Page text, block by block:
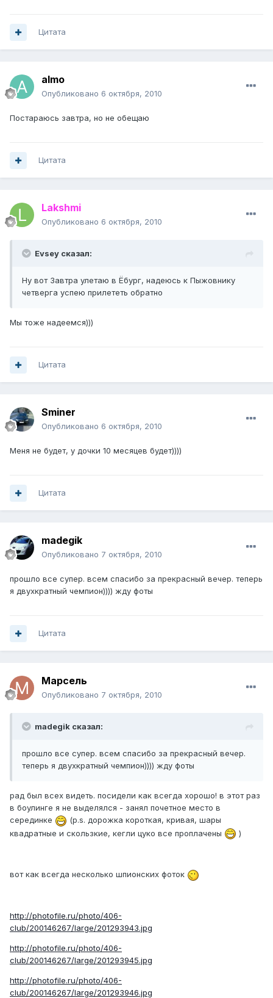
Цитата
almo
Опубликовано 6 октября, 2010
Постараюсь завтра, но не обещаю
Цитата
Lakshmi
Опубликовано 6 октября, 2010
Evsey сказал:
Ну вот Завтра улетаю в Ёбург, надеюсь к Пыжовнику
четверга успею прилететь обратно
Мы тоже надеемся)))
Цитата
Sminer
Опубликовано 6 октября, 2010
Меня не будет, у дочки 10 месяцев будет))))
Цитата
madegik
Опубликовано 7 октября, 2010
прошло все супер. всем спасибо за прекрасный вечер. теперь
я двухкратный чемпион)))) жду фоты
Цитата
Марсель
Опубликовано 7 октября, 2010
madegik сказал:
прошло все супер. всем спасибо за прекрасный вечер.
теперь я двухкратный чемпион)))) жду фоты
рад был всех видеть. посидели как всегда хорошо! в этот раз
в боулинге я не выделялся - занял почетное место в
серединке
(p.s. дорожка короткая, кривая, шары
квадратные и скользкие, кегли цуко все проплачены
)
вот как всегда несколько шпионских фоток
http://photofile.ru/photo/406-
club/200146267/large/201293943.jpg
http://photofile.ru/photo/406-
club/200146267/large/201293945.jpg
http://photofile.ru/photo/406-
club/200146267/large/201293946.jpg